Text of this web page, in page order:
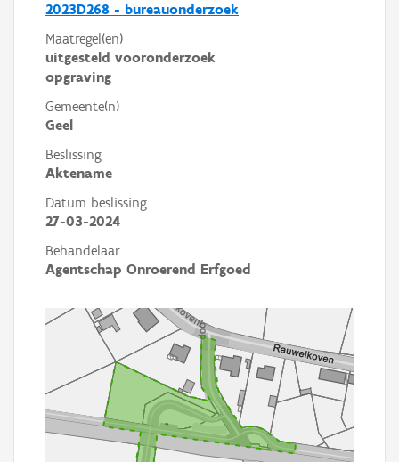
2023D268 - bureauonderzoek
Maatregel(en)
uitgesteld vooronderzoek
opgraving
Gemeente(n)
Geel
Beslissing
Aktename
Datum beslissing
27-03-2024
Behandelaar
Agentschap Onroerend Erfgoed